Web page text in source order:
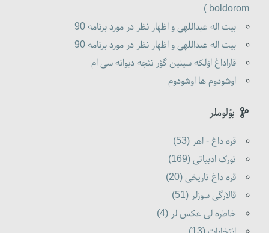
boldorom )
بیت اله عبداللهی و اظهار نظر در مورد برنامه 90
بیت اله عبداللهی و اظهار نظر در مورد برنامه 90
قاراداغ اؤلکه سینین گؤر نئجه دیوانه سی ام
اوشودوم ها اوشودوم
بؤلوملر
قره داغ - اهر (53)
تورک ادبیاتی (169)
قره داغ تاریخی (20)
قالارگی سوزلر (51)
خاطره لی عکس لر (4)